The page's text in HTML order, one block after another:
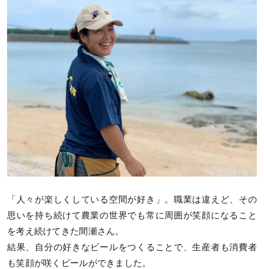
「人々が楽しくしている空間が好き」。職業は違えど、その
思いを持ち続けて農業の世界でも常に周囲が笑顔になること
を考え続けてきた間瀬さん。
結果、自分の好きなビールをつくることで、生産者も消費者
も笑顔が咲くビールができました。